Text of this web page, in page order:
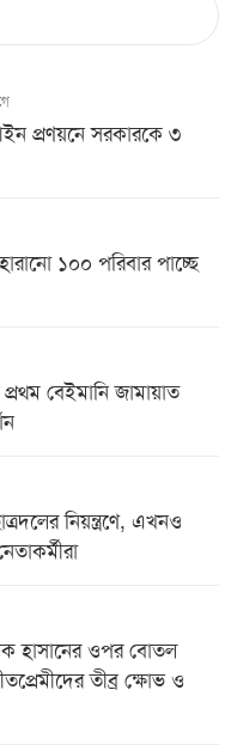
প্রণয়নে সরকারকে ৩
১০০ পরিবার পাচ্ছে
বেইমানি জামায়াত
নিয়ন্ত্রণে, এখনও
হাসানের ওপর বোতল
তীব্র ক্ষোভ ও